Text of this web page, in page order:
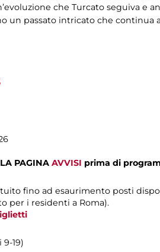
che Turcato seguiva
un passato intricato che continua
PAGINA AVVISI prima di
fino ad esaurimento posti
per i residenti a Roma).
19)